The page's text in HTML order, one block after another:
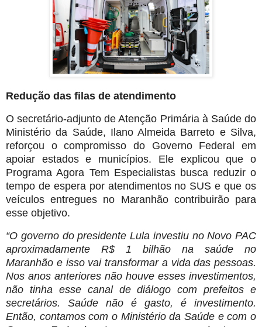
Redução das filas de atendimento
O secretário-adjunto de Atenção Primária à Saúde do
Ministério da Saúde, Ilano Almeida Barreto e Silva,
reforçou o compromisso do Governo Federal em
apoiar estados e municípios. Ele explicou que o
Programa Agora Tem Especialistas busca reduzir o
tempo de espera por atendimentos no SUS e que os
veículos entregues no Maranhão contribuirão para
esse objetivo.
“O governo do presidente Lula investiu no Novo PAC
aproximadamente R$ 1 bilhão na saúde no
Maranhão e isso vai transformar a vida das pessoas.
Nos anos anteriores não houve esses investimentos,
não tinha esse canal de diálogo com prefeitos e
secretários. Saúde não é gasto, é investimento.
Então, contamos com o Ministério da Saúde e com o